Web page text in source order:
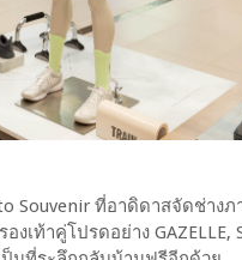
Souvenir ที่อาดิดาสจัดช่างภ
ท้าคู่โปรดอย่าง GAZELLE,